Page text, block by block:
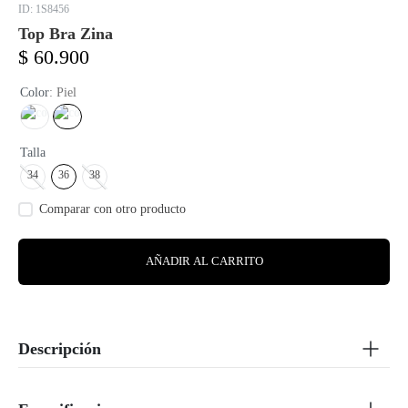
: 1S8456
Top Bra Zina
$ 60.900
Color: Piel
Talla
34 36 38
AÑADIR AL CARRITO
Descripción